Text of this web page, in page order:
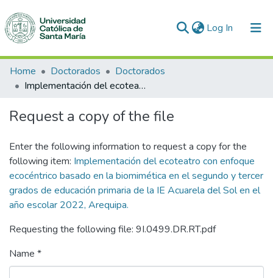
Log In (current)
Communities & Collections
All of DSpace
Statistics
Home Doctorados
Doctorados
Implementación del ecoteatro con enfoque ecocéntrico basado en la biomimética en el segundo y tercer grados de educación primaria de la IE Acuarela del Sol en el año escolar 2022, Arequipa.
Request a copy of the file
Enter the following information to request a copy for the
following item: Implementación del ecoteatro con enfoque
ecocéntrico basado en la biomimética en el segundo y tercer
grados de educación primaria de la IE Acuarela del Sol en el
año escolar 2022, Arequipa.
Requesting the following file: 9I.0499.DR.RT.pdf
Name *